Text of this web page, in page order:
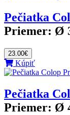
Pečiatka
Priemer: Ø
23.00€
Kúpiť
Pečiatka
Priemer: Ø